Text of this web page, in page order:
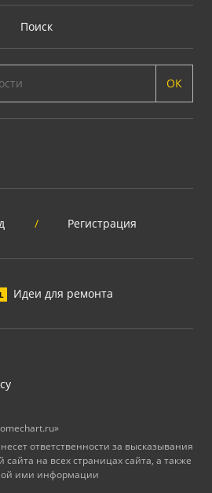
Поиск
ОК
/ Регистрация
Идеи для ремонта
ответственности за высказывания
сайта на всех страницах сайта, а также
ими информации